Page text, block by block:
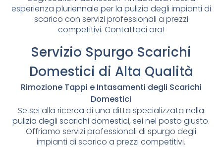
esperienza pluriennale per la pulizia degli impianti di
scarico con servizi professionali a prezzi
competitivi. Contattaci ora!
Servizio Spurgo Scarichi
Domestici di Alta Qualità
Rimozione Tappi e Intasamenti degli Scarichi
Domestici
Se sei alla ricerca di una ditta specializzata nella
pulizia degli scarichi domestici, sei nel posto giusto.
Offriamo servizi professionali di spurgo degli
impianti di scarico a prezzi competitivi.